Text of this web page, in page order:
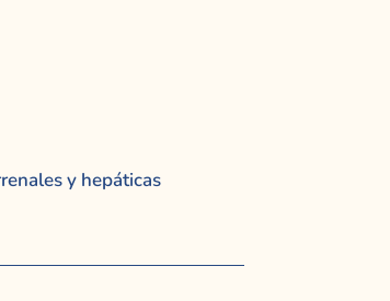
y hepáticas